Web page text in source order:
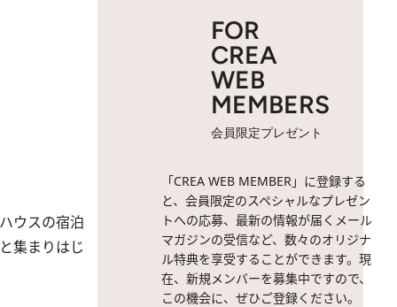
ウスの宿泊
集まりはじ
FOR
CREA
WEB
MEMBERS
会員限定プレゼント
「CREA WEB MEMBER」に登録する
と、会員限定のスペシャルなプレゼン
トへの応募、最新の情報が届くメール
マガジンの受信など、数々のオリジナ
ル特典を享受することができます。現
在、新規メンバーを募集中ですので、
この機会に、ぜひご登録ください。